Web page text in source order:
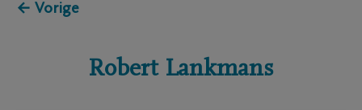
← Vorige
Robert Lankmans